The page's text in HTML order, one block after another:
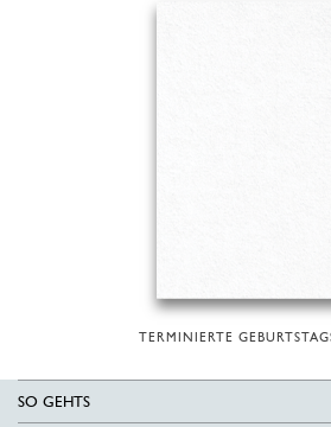
TERMINIERTE
SO GEHTS